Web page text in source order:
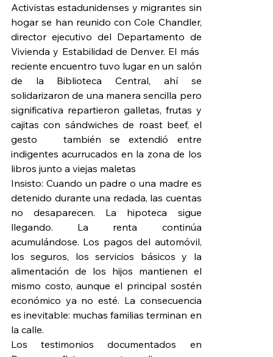
Activistas estadunidenses y migrantes sin
hogar se han reunido con Cole Chandler,
director ejecutivo del Departamento de
Vivienda y Estabilidad de Denver. El más
reciente encuentro tuvo lugar en un salón
de la Biblioteca Central, ahí se
solidarizaron de una manera sencilla pero
significativa repartieron galletas, frutas y
cajitas con sándwiches de roast beef, el
gesto   también se extendió entre
indigentes acurrucados en la zona de los
libros junto a viejas maletas
Insisto: Cuando un padre o una madre es
detenido durante una redada, las cuentas
no desaparecen. La hipoteca sigue
llegando. La renta continúa
acumulándose. Los pagos del automóvil,
los seguros, los servicios básicos y la
alimentación de los hijos mantienen el
mismo costo, aunque el principal sostén
económico ya no esté. La consecuencia
es inevitable: muchas familias terminan en
la calle.
Los testimonios documentados en